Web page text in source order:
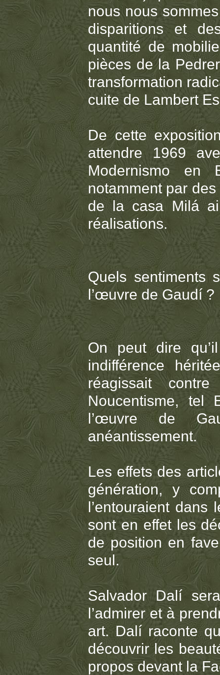
nous nous
disparitions et
quantité de
pièces de la
transformation
cuite de Lambert
De cette
attendre 1969
Modernismo en
notamment par
de la casa Milá
réalisations.
Quels sentiments
l’œuvre de Gaudí ?
On peut dire
indifférence
réagissait
Noucentisme, tel
l’œuvre de
anéantissement.
Les effets des
génération, y
l’entouraient
sont en effet les
de position en
seul.
Salvador Dalí
l’admirer et à
art. Dalí raconte
découvrir les
propos devant la